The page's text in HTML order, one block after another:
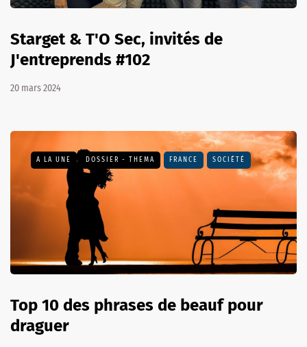
Starget & T'O Sec, invités de
J'entreprends #102
20 mars 2024
A LA UNE DOSSIER - THEMA FRANCE SOCIÉTÉ
Top 10 des phrases de beauf pour
draguer